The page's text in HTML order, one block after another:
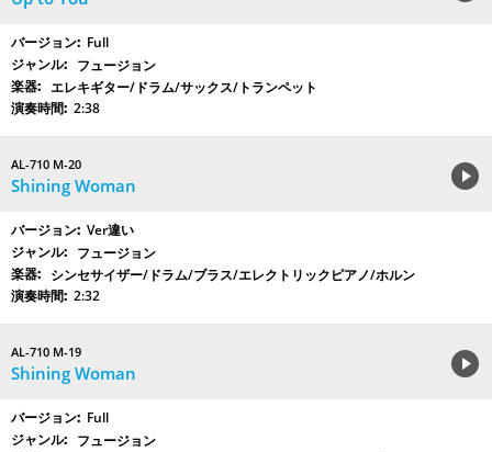
Full
フュージョン
エレキギター/ドラム/サックス/トランペット
2:38
AL-710 M-20
Shining Woman
Ver違い
フュージョン
シンセサイザー/ドラム/ブラス/エレクトリックピアノ/ホルン
2:32
AL-710 M-19
Shining Woman
Full
フュージョン